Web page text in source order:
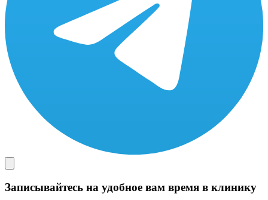
Записывайтесь на удобное вам время в клинику